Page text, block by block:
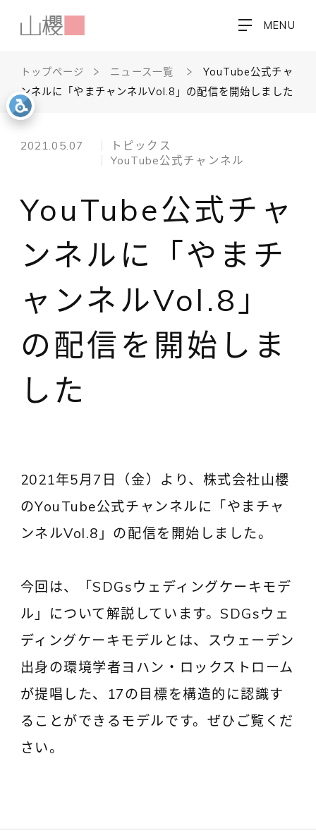
MENU
トップページ ニュース一覧
YouTube公式チャ
ンネルに「やまチャンネルVol.8」の配信を開始しました
2021.05.07
トピックス
YouTube公式チャンネル
YouTube公式チャ
ンネルに「やまチ
ャンネルVol.8」
の配信を開始しま
した
2021年5月7日（金）より、株式会社山櫻
のYouTube公式チャンネルに「やまチャ
ンネルVol.8」の配信を開始しました。
今回は、「SDGsウェディングケーキモデ
ル」について解説しています。SDGsウェ
ディングケーキモデルとは、スウェーデン
出身の環境学者ヨハン・ロックストローム
が提唱した、17の目標を構造的に認識す
ることができるモデルです。ぜひご覧くだ
さい。